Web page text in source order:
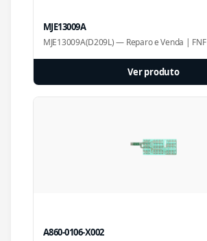
MJE13009A
MJE13009A(D209L) — Reparo e Venda | FNF
Ver produto
A860-0106-X002